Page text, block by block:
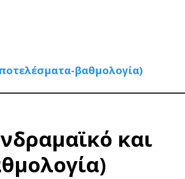
βαθμολογία)
και